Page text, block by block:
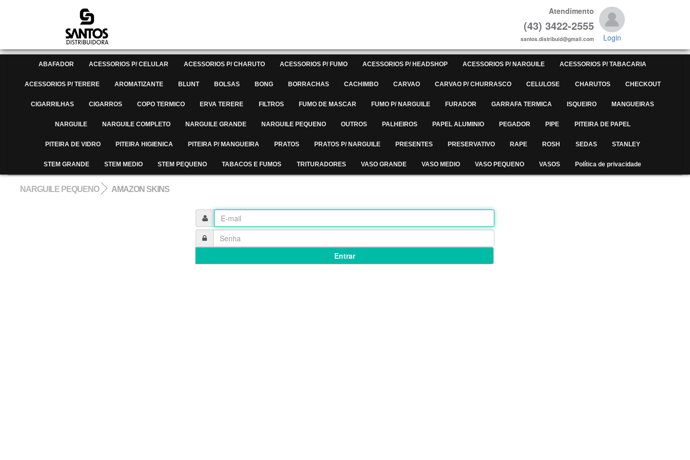
Atendimento
(43) 3422-2555
santos.distribuid@gmail.com Login
ABAFADOR ACESSORIOS P/ CELULAR ACESSORIOS P/ CHARUTO ACESSORIOS P/ FUMO ACESSORIOS P/ HEADSHOP ACESSORIOS P/ NARGUILE ACESSORIOS P/ TABACARIA
ACESSORIOS P/ TERERE AROMATIZANTE BLUNT BOLSAS BONG BORRACHAS CACHIMBO CARVAO CARVAO P/ CHURRASCO CELULOSE CHARUTOS CHECKOUT
CIGARRILHAS CIGARROS COPO TERMICO ERVA TERERE FILTROS FUMO DE MASCAR FUMO P/ NARGUILE FURADOR GARRAFA TERMICA ISQUEIRO MANGUEIRAS
NARGUILE NARGUILE COMPLETO NARGUILE GRANDE NARGUILE PEQUENO OUTROS PALHEIROS PAPEL ALUMINIO PEGADOR PIPE PITEIRA DE PAPEL
PITEIRA DE VIDRO PITEIRA HIGIENICA PITEIRA P/ MANGUEIRA PRATOS PRATOS P/ NARGUILE PRESENTES PRESERVATIVO RAPE ROSH SEDAS STANLEY
STEM GRANDE STEM MEDIO STEM PEQUENO TABACOS E FUMOS TRITURADORES VASO GRANDE VASO MEDIO VASO PEQUENO VASOS Política de privacidade
NARGUILE PEQUENO AMAZON SKINS